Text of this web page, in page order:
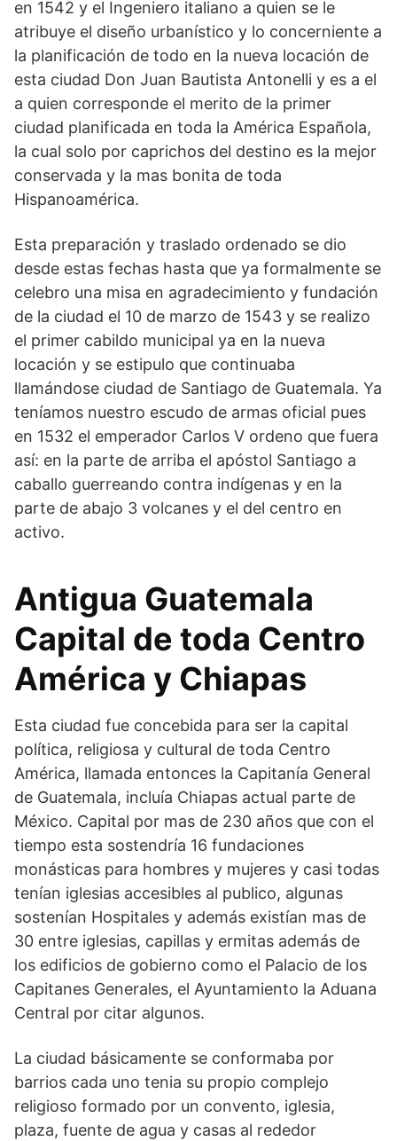
en 1542 y el Ingeniero italiano a quien se le
atribuye el diseño urbanístico y lo concerniente a
la planificación de todo en la nueva locación de
esta ciudad Don Juan Bautista Antonelli y es a el
a quien corresponde el merito de la primer
ciudad planificada en toda la América Española,
la cual solo por caprichos del destino es la mejor
conservada y la mas bonita de toda
Hispanoamérica.
Esta preparación y traslado ordenado se dio
desde estas fechas hasta que ya formalmente se
celebro una misa en agradecimiento y fundación
de la ciudad el 10 de marzo de 1543 y se realizo
el primer cabildo municipal ya en la nueva
locación y se estipulo que continuaba
llamándose ciudad de Santiago de Guatemala. Ya
teníamos nuestro escudo de armas oficial pues
en 1532 el emperador Carlos V ordeno que fuera
así: en la parte de arriba el apóstol Santiago a
caballo guerreando contra indígenas y en la
parte de abajo 3 volcanes y el del centro en
activo.
Antigua Guatemala
Capital de toda Centro
América y Chiapas
Esta ciudad fue concebida para ser la capital
política, religiosa y cultural de toda Centro
América, llamada entonces la Capitanía General
de Guatemala, incluía Chiapas actual parte de
México. Capital por mas de 230 años que con el
tiempo esta sostendría 16 fundaciones
monásticas para hombres y mujeres y casi todas
tenían iglesias accesibles al publico, algunas
sostenían Hospitales y además existían mas de
30 entre iglesias, capillas y ermitas además de
los edificios de gobierno como el Palacio de los
Capitanes Generales, el Ayuntamiento la Aduana
Central por citar algunos.
La ciudad básicamente se conformaba por
barrios cada uno tenia su propio complejo
religioso formado por un convento, iglesia,
plaza, fuente de agua y casas al rededor